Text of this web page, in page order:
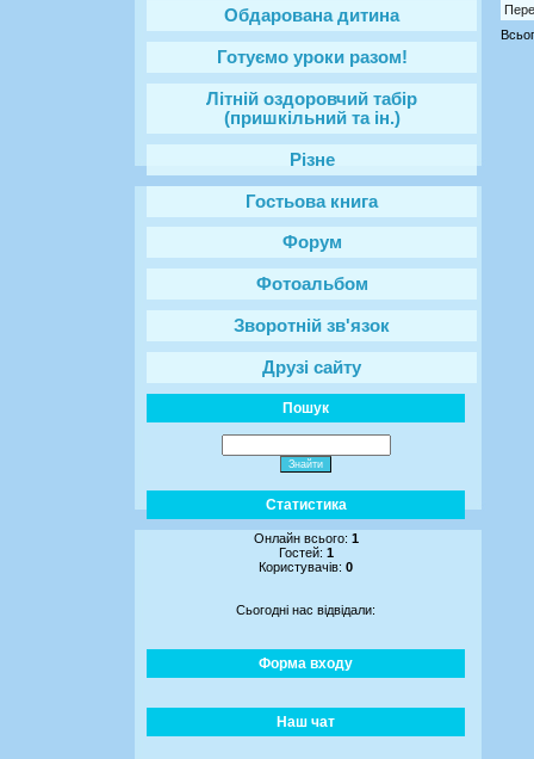
Обдарована дитина
Готуємо уроки разом!
Літній оздоровчий табір
(пришкільний та ін.)
Різне
Гостьова книга
Форум
Фотоальбом
Зворотній зв'язок
Друзі сайту
Пошук
Статистика
Онлайн всього: 1
Гостей: 1
Користувачів: 0
Сьогодні нас відвідали:
Форма входу
Наш чат